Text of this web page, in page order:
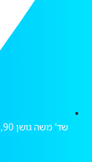
שד’ משה גושן 90, קרית מוצקין